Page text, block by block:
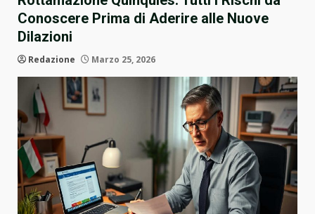
Conoscere Prima di Aderire alle Nuove
Dilazioni
Redazione Marzo 25, 2026